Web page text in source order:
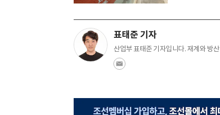
표태준 기자
산업부 표태준 기자입니다. 재계와 방